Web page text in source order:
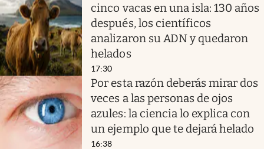
cinco vacas en una isla: 130 años
después, los científicos
analizaron su ADN y quedaron
helados
17:30
Por esta razón deberás mirar dos
veces a las personas de ojos
azules: la ciencia lo explica con
un ejemplo que te dejará helado
16:38